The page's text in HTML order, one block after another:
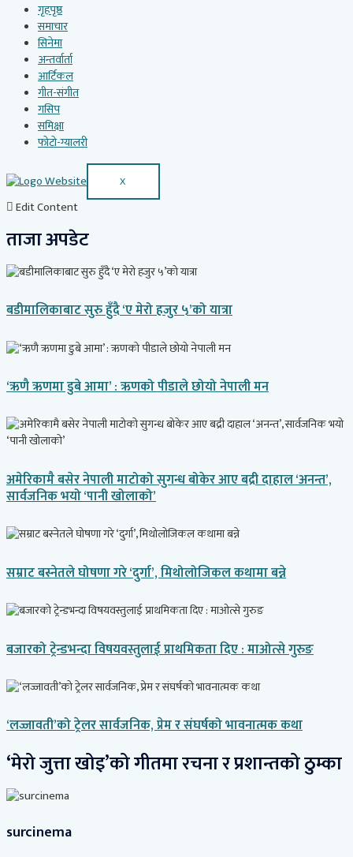
गृहपृष्ठ
समाचार
सिनेमा
अन्तर्वार्ता
आर्टिकल
गीत-संगीत
गसिप
समिक्षा
फोटो-ग्यालरी
X
Edit Content
ताजा अपडेट
बडीमालिकाबाट सुरु हुँदै ‘ए मेरो हजुर ५’को यात्रा
‘ऋणै ऋणमा डुबे आमा’ : ऋणको पीडाले छोयो नेपाली मन
अमेरिकामै बसेर नेपाली माटोको सुगन्ध बोकेर आए बद्री दाहाल ‘अनन्त’,
सार्वजनिक भयो ‘पानी खोलाको’
सम्राट बस्नेतले घोषणा गरे ‘दुर्गा’, मिथोलोजिकल कथामा बन्ने
बजारको ट्रेन्डभन्दा विषयवस्तुलाई प्राथमिकता दिए : माओत्से गुरुङ
‘लज्जावती’को ट्रेलर सार्वजनिक, प्रेम र संघर्षको भावनात्मक कथा
‘मेरो जुत्ता खोइ’को गीतमा रचना र प्रशान्तको ठुम्का
surcinema